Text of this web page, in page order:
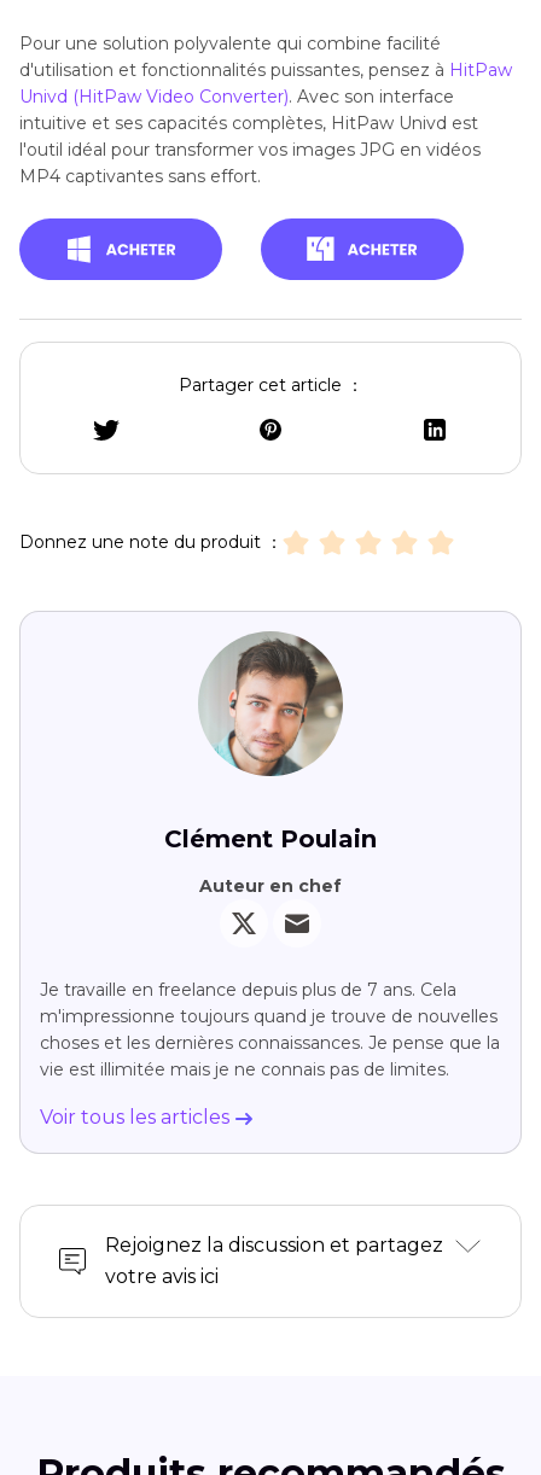
Pour une solution polyvalente qui combine facilité
d'utilisation et fonctionnalités puissantes, pensez à HitPaw
Univd (HitPaw Video Converter). Avec son interface
intuitive et ses capacités complètes, HitPaw Univd est
l'outil idéal pour transformer vos images JPG en vidéos
MP4 captivantes sans effort.
Partager cet article ：
Donnez une note du produit ：
Clément Poulain
Auteur en chef
Je travaille en freelance depuis plus de 7 ans. Cela
m'impressionne toujours quand je trouve de nouvelles
choses et les dernières connaissances. Je pense que la
vie est illimitée mais je ne connais pas de limites.
Voir tous les articles
Rejoignez la discussion et partagez
votre avis ici